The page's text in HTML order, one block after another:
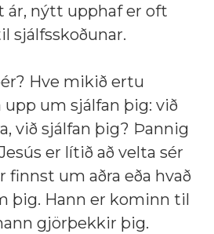
ár, nýtt upphaf er oft
sjálfsskoðunar.
Hve mikið ertu
um sjálfan þig: við
við sjálfan þig? Þannig
er lítið að velta sér
finnst um aðra eða hvað
þig. Hann er kominn til
gjörþekkir þig.